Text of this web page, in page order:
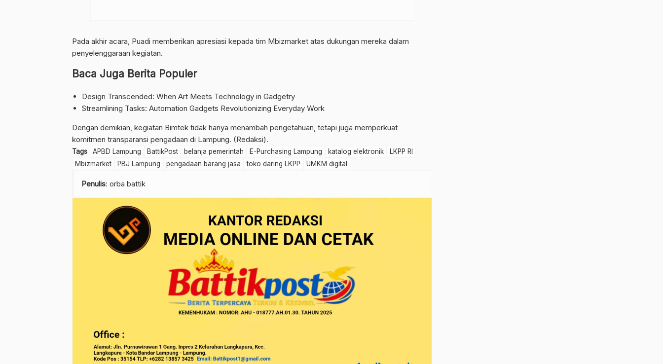
Pada akhir acara, Puadi memberikan apresiasi kepada tim Mbizmarket atas dukungan mereka dalam
penyelenggaraan kegiatan.
Baca Juga Berita Populer
Design Transcended: When Art Meets Technology in Gadgetry
Streamlining Tasks: Automation Gadgets Revolutionizing Everyday Work
Dengan demikian, kegiatan Bimtek tidak hanya menambah pengetahuan, tetapi juga memperkuat
komitmen transparansi pengadaan di Lampung. (Redaksi).
Tags APBD Lampung BattikPost belanja pemerintah E-Purchasing Lampung katalog elektronik
LKPP RI
Mbizmarket
PBJ Lampung pengadaan barang jasa toko daring LKPP UMKM digital
Penulis: orba battik